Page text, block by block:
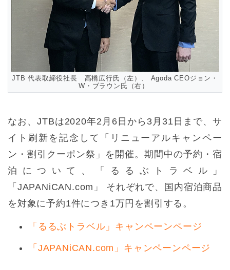
JTB 代表取締役社長 高橋広行氏（左）、 Agoda CEOジョン・
W・ブラウン氏（右）
なお、JTBは2020年2月6日から3月31日まで、サ
イト刷新を記念して「リニューアルキャンペー
ン・割引クーポン祭」を開催。期間中の予約・宿
泊について、「るるぶトラベル」
「JAPANiCAN.com」 それぞれで、国内宿泊商品
を対象に予約1件につき1万円を割引する。
「るるぶトラベル」キャンペーンページ
「JAPANiCAN.com」キャンペーンページ